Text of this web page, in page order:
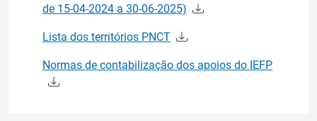
de 15-04-2024 a 30-06-2025)
Lista dos territórios PNCT
Normas de contabilização dos apoios do IEFP